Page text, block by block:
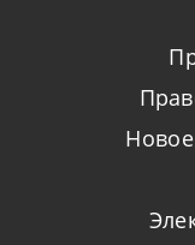
Новое